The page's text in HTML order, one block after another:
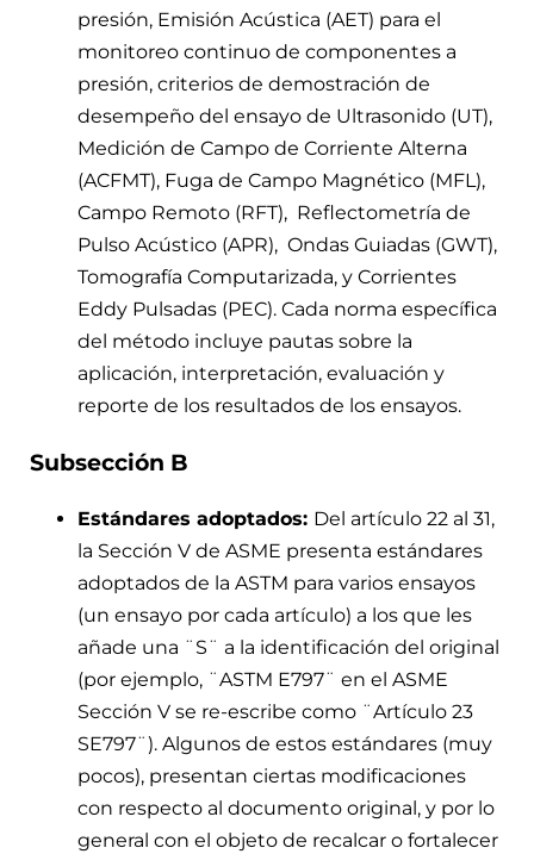
presión, Emisión Acústica (AET) para el
monitoreo continuo de componentes a
presión, criterios de demostración de
desempeño del ensayo de Ultrasonido (UT),
Medición de Campo de Corriente Alterna
(ACFMT), Fuga de Campo Magnético (MFL),
Campo Remoto (RFT), Reflectometría de
Pulso Acústico (APR), Ondas Guiadas (GWT),
Tomografía Computarizada, y Corrientes
Eddy Pulsadas (PEC). Cada norma específica
del método incluye pautas sobre la
aplicación, interpretación, evaluación y
reporte de los resultados de los ensayos.
Subsección B
Estándares adoptados: Del artículo 22 al 31,
la Sección V de ASME presenta estándares
adoptados de la ASTM para varios ensayos
(un ensayo por cada artículo) a los que les
añade una ¨S¨ a la identificación del original
(por ejemplo, ¨ASTM E797¨ en el ASME
Sección V se re-escribe como ¨Artículo 23
SE797¨). Algunos de estos estándares (muy
pocos), presentan ciertas modificaciones
con respecto al documento original, y por lo
general con el objeto de recalcar o fortalecer